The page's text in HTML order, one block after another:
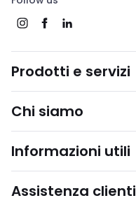
Prodotti e servizi
Chi siamo
Informazioni utili
Assistenza clienti